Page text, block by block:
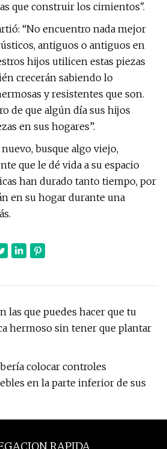
que construir los cimientos".
“No encuentro nada mejor
antiguos o antiguos en
hijos utilicen estas piezas
crecerán sabiendo lo
y resistentes que son.
de que algún día sus hijos
en sus hogares”.
busque algo viejo,
que le dé vida a su espacio
han durado tanto tiempo, por
en su hogar durante una
las que puedes hacer que tu
hermoso sin tener que plantar
colocar controles
en la parte inferior de sus